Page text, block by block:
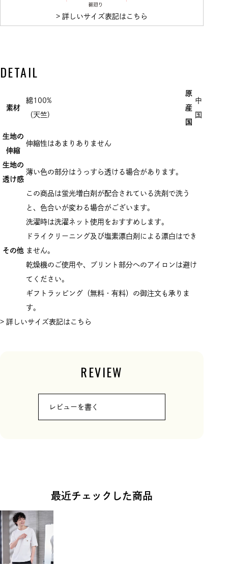
> 詳しいサイズ表記はこちら
DETAIL
素材
綿100%
（天竺)
原
産
国
中
国
生地の
伸縮
伸縮性はあまりありません
生地の
透け感
薄い色の部分はうっすら透ける場合があります。
その他
この商品は蛍光増白剤が配合されている洗剤で洗う
と、色合いが変わる場合がございます。
洗濯時は洗濯ネット使用をおすすめします。
ドライクリーニング及び塩素漂白剤による漂白はでき
ません。
乾燥機のご使用や、プリント部分へのアイロンは避け
てください。
ギフトラッピング（無料・有料）の御注文も承りま
す。
> 詳しいサイズ表記はこちら
REVIEW
レビューを書く
最近チェックした商品